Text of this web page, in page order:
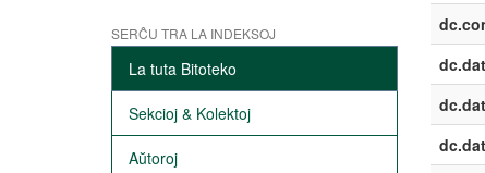
SERĈU TRA LA INDEKSOJ
La tuta Bitoteko
Sekcioj & Kolektoj
Aŭtoroj